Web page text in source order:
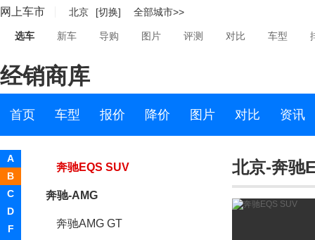
网上车市 北京 [切换] 全部城市>>
选车 新车 导购 图片 评测 对比 车型
经销商库
首页 车型 报价 降价 图片 对比 资讯
A
B
C
D
F
奔驰EQG
奔驰VISION EQXX
奔驰EQE SUV
奔驰EQS SUV
奔驰-AMG
奔驰AMG GT
北京-奔驰